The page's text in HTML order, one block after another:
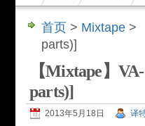
首页 > Mixtape >
parts)]
【Mixtape】
parts)]
2013年5月18日 译